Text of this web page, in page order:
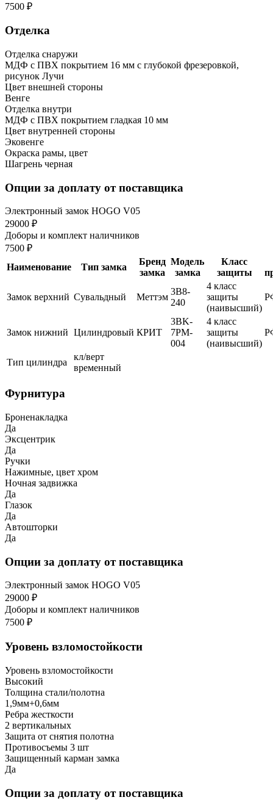
7500 ₽
Отделка
Отделка снаружи
МДФ с ПВХ покрытием 16 мм с глубокой фрезеровкой,
рисунок Лучи
Цвет внешней стороны
Венге
Отделка внутри
МДФ с ПВХ покрытием гладкая 10 мм
Цвет внутренней стороны
Эковенге
Окраска рамы, цвет
Шагрень черная
Опции за доплату от поставщика
Электронный замок HOGO V05
29000 ₽
Доборы и комплект наличников
7500 ₽
Наименование
Тип замка
Бренд
замка
Модель
замка
Класс
защиты
Замок верхний Сувальдный Меттэм
3В8-
240
4 класс
защиты
(наивысший)
Замок нижний Цилиндровый КРИТ
3BK-
7PM-
004
4 класс
защиты
(наивысший)
Тип цилиндра
кл/верт
временный
Фурнитура
Броненакладка
Да
Эксцентрик
Да
Ручки
Нажимные, цвет хром
Ночная задвижка
Да
Глазок
Да
Автошторки
Да
Опции за доплату от поставщика
Электронный замок HOGO V05
29000 ₽
Доборы и комплект наличников
7500 ₽
Уровень взломостойкости
Уровень взломостойкости
Высокий
Толщина стали/полотна
1,9мм+0,6мм
Ребра жесткости
2 вертикальных
Защита от снятия полотна
Противосъемы 3 шт
Защищенный карман замка
Да
Опции за доплату от поставщика